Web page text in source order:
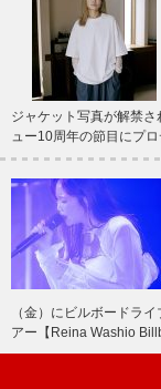
ジャケット写真が解禁
ュー10周年の節目にプ
（金）にビルボードラ
アー【Reina Washio